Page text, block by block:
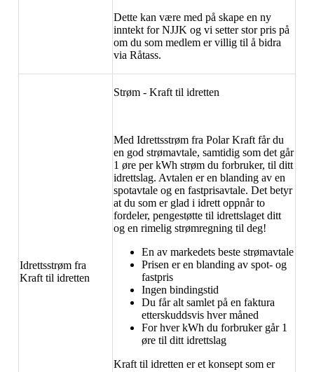
Dette kan være med på skape en ny
inntekt for NJJK og vi setter stor pris på
om du som medlem er villig til å bidra
via Råtass.
Idrettsstrøm fra
Kraft til idretten
Strøm - Kraft til idretten
Med Idrettsstrøm fra Polar Kraft får du
en god strømavtale, samtidig som det går
1 øre per kWh strøm du forbruker, til ditt
idrettslag. Avtalen er en blanding av en
spotavtale og en fastprisavtale. Det betyr
at du som er glad i idrett oppnår to
fordeler, pengestøtte til idrettslaget ditt
og en rimelig strømregning til deg!
En av markedets beste strømavtale
Prisen er en blanding av spot- og
fastpris
Ingen bindingstid
Du får alt samlet på en faktura
etterskuddsvis hver måned
For hver kWh du forbruker går 1
øre til ditt idrettslag
Kraft til idretten er et konsept som er